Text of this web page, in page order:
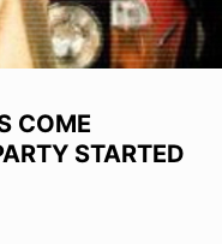
COME
STARTED